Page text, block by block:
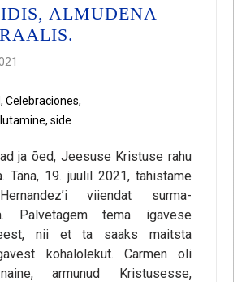
ALMUDENA
, Celebraciones,
, side
ja õed, Jeesuse Kristuse rahu
Täna, 19. juulil 2021, tähistame
viiendat surma-
Palvetagem tema igavese
nii et ta saaks maitsta
kohalolekut. Carmen oli
armunud Kristusesse,